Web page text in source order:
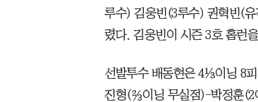
루수) 김웅빈(3루수) 권혁빈(
렸다. 김웅빈이 시즌 3호 홈런
선발투수 배동현은 4⅓이닝 8
진형(⅔이닝 무실점)-박정훈(2